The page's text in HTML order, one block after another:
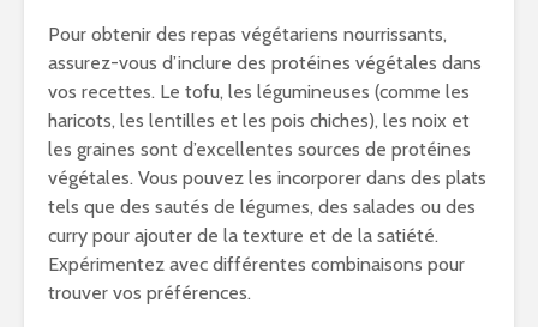
Pour obtenir des repas végétariens nourrissants,
assurez-vous d’inclure des protéines végétales dans
vos recettes. Le tofu, les légumineuses (comme les
haricots, les lentilles et les pois chiches), les noix et
les graines sont d’excellentes sources de protéines
végétales. Vous pouvez les incorporer dans des plats
tels que des sautés de légumes, des salades ou des
curry pour ajouter de la texture et de la satiété.
Expérimentez avec différentes combinaisons pour
trouver vos préférences.